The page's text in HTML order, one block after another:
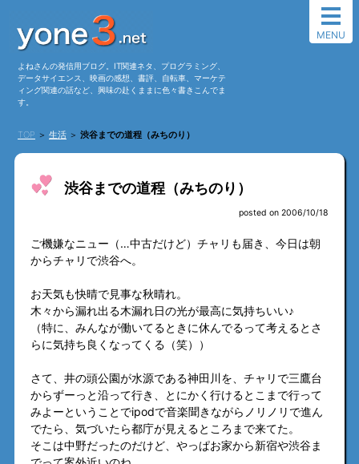
よねさんの発信用ブログ。IT関連ネタ、プログラミング、
データサイエンス、映画の感想、書評、自転車、マーケテ
ィング関連の話など、興味の赴くままに色々書きこんでま
す。
TOP ＞ 生活 ＞ 渋谷までの道程（みちのり）
MENU
渋谷までの道程（みちのり）
posted on 2006/10/18
ご機嫌なニュー（…中古だけど）チャリも届き、今日は朝
からチャリで渋谷へ。
お天気も快晴で見事な秋晴れ。
木々から漏れ出る木漏れ日の光が最高に気持ちいい♪
（特に、みんなが働いてるときに休んでるって考えるとさ
らに気持ち良くなってくる（笑））
さて、井の頭公園が水源である神田川を、チャリで三鷹台
からずーっと沿って行き、とにかく行けるとこまで行って
みよーということでipodで音楽聞きながらノリノリで進ん
でたら、気づいたら都庁が見えるところまで来てた。
そこは中野だったのだけど、やっぱお家から新宿や渋谷ま